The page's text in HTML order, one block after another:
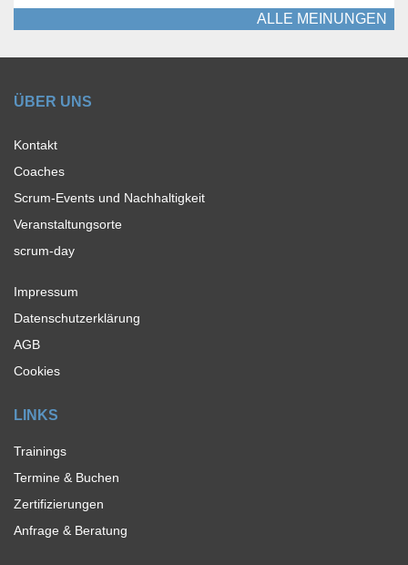
ALLE MEINUNGEN
ÜBER UNS
Kontakt
Coaches
Scrum-Events und Nachhaltigkeit
Veranstaltungsorte
scrum-day
Impressum
Datenschutzerklärung
AGB
Cookies
LINKS
Trainings
Termine & Buchen
Zertifizierungen
Anfrage & Beratung